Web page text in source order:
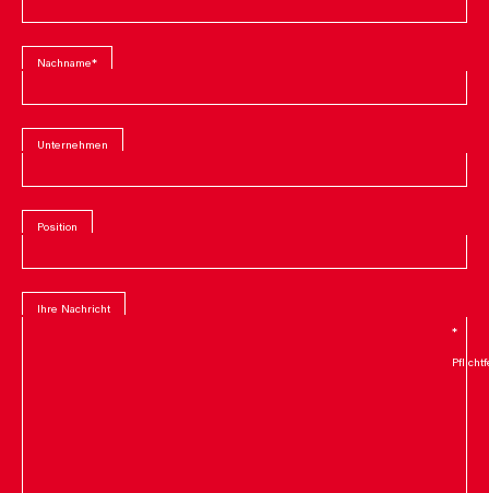
Nachname*
Unternehmen
Position
Ihre Nachricht